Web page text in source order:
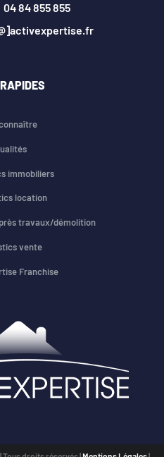
04 84 855 855
immobiliers
location
travaux/démolition
vente
Franchise